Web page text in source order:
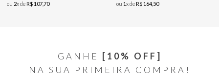
ou 2x deR$ 10770
ou 1x deR$ 164 50
GANHE
[10% OFF]
NA SUA PRIMEIRA COMPRA!